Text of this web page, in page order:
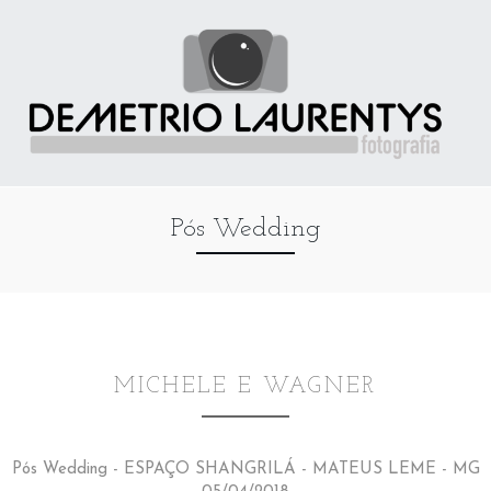
Pós Wedding
MICHELE E WAGNER
Pós Wedding - ESPAÇO SHANGRILÁ - MATEUS LEME - MG